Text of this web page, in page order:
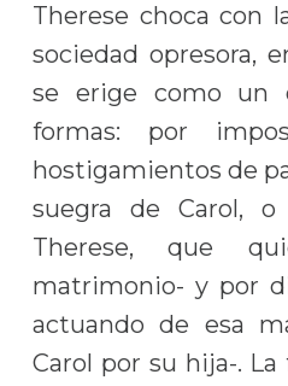
Therese choca con
sociedad opresora,
se erige como un
formas: por
hostigamientos de
suegra de Carol,
Therese, que
matrimonio- y por
actuando de esa
Carol por su hija-.